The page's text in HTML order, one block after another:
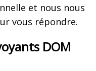
et nous nous
vous répondre.
DOM